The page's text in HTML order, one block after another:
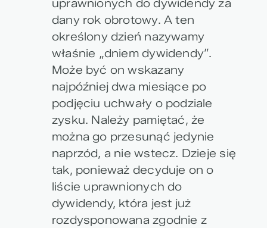
uprawnionych do dywidendy za
dany rok obrotowy. A ten
określony dzień nazywamy
właśnie „dniem dywidendy”.
Może być on wskazany
najpóźniej dwa miesiące po
podjęciu uchwały o podziale
zysku. Należy pamiętać, że
można go przesunąć jedynie
naprzód, a nie wstecz. Dzieje się
tak, ponieważ decyduje on o
liście uprawnionych do
dywidendy, która jest już
rozdysponowana zgodnie z